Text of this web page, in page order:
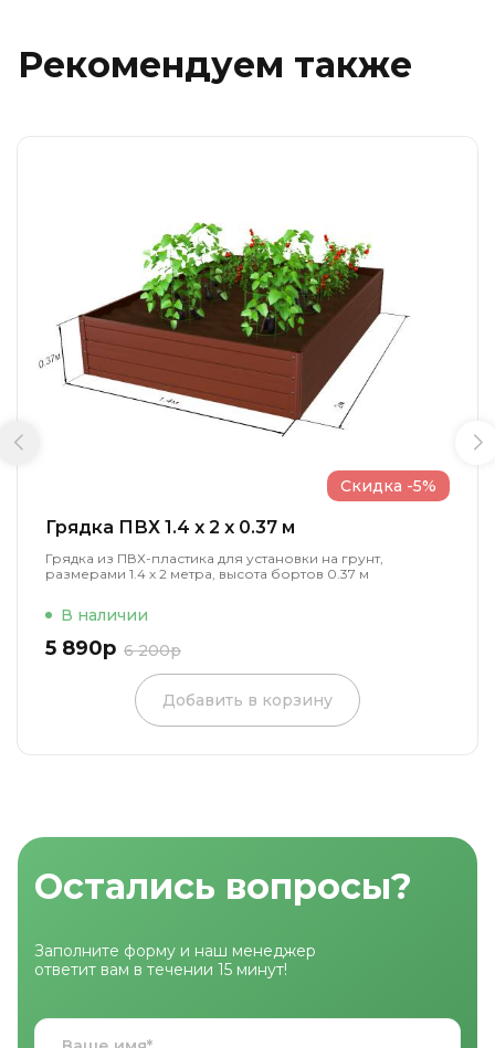
Рекомендуем также
Грядка ПВХ 1.4 x 2 x 0.37 м
Грядка из ПВХ-пластика для установки на грунт,
размерами 1.4 х 2 метра, высота бортов 0.37 м
В наличии
5 890р 6 200р
Скидка -5%
Добавить в корзину
Остались вопросы?
Заполните форму и наш менеджер
ответит вам в течении 15 минут!